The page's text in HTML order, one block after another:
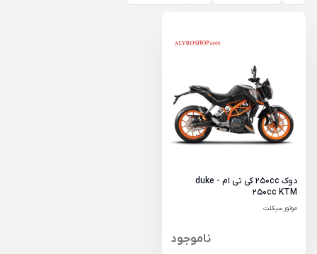
دوک 250cc کی تی ام - duke
250cc KTM
موتور سیکلت
ناموجود